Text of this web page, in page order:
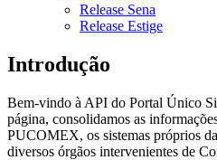
Release Sena
Release Estige
Introdução
Bem-vindo à API do Portal Único
página, consolidamos as
PUCOMEX, os sistemas próprios
diversos órgãos intervenientes de